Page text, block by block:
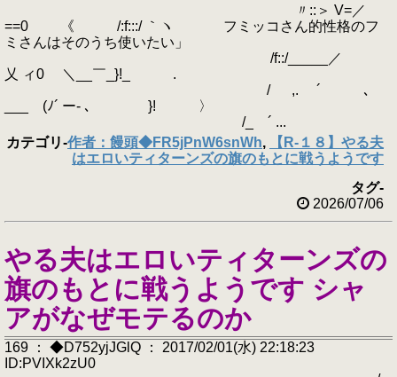
〃::＞ V=／ ゝ
==0 《 /:f:::/ ｀ヽ フミッコさん的性格のフ
ミさんはそのうち使いたい」
/f::/_____／
乂 ィ0 ＼__￣_}!_ .
/ ゝ ,. ´ ､
___ (ﾉ´ ー‐ ､ }! 〉
/_ ´ ...
カテゴリ-作者：饅頭◆FR5jPnW6snWh,
【R-１８】やる夫
はエロいティターンズの旗のもとに戦うようです
タグ-
2026/07/06
やる夫はエロいティターンズの
旗のもとに戦うようです シャ
アがなぜモテるのか
169 ： ◆D752yjJGlQ ： 2017/02/01(水) 22:18:23
ID:PVIXk2zU0